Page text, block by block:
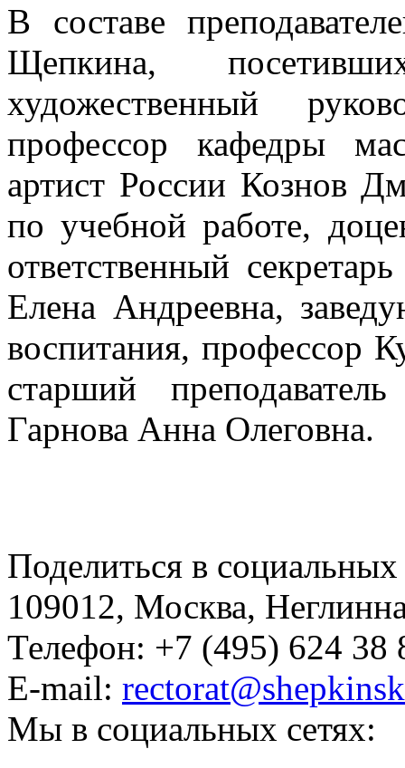
В составе
Щепкина,
художественный
профессор кафедры
артист России Кознов
по учебной работе,
ответственный
Елена Андреевна,
воспитания, профессор
старший
Гарнова Анна Олеговна.
Поделиться в социальных
109012, Москва,
Телефон: +7 (495) 624 38
E-mail:
Мы в социальных сетях: